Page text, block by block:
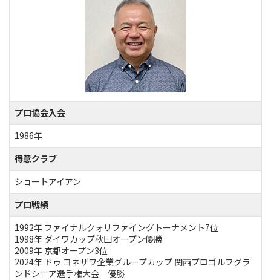
プロ協会入会
1986年
得意クラブ
ショートアイアン
プロ戦績
1992年 ファイナルクォリファイングトーナメント7位
1998年 ダイワカップ秋田オープン優勝
2009年 京都オープン3位
2024年 ドゥ.ヨネザワ企業グループカップ 関西プロゴルフグラ
ンドシニア選手権大会 優勝